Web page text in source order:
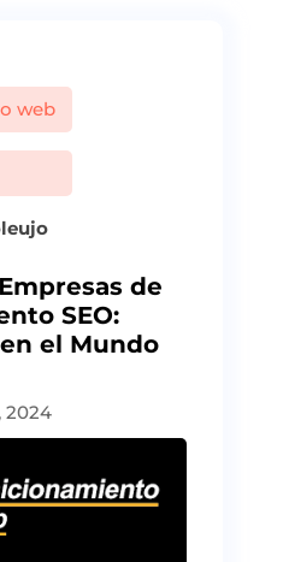
web
de
SEO:
el Mundo
2024